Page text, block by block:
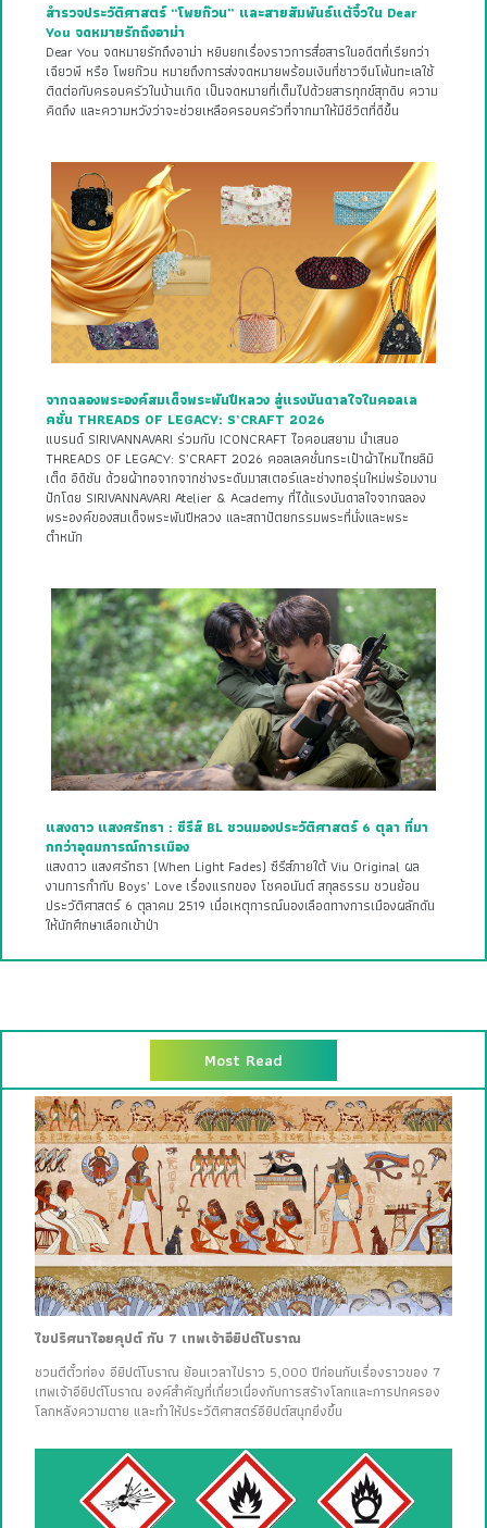
สำรวจประวัติศาสตร์ “โพยก๊วน” และสายสัมพันธ์แต้จิ๋วใน Dear
You จดหมายรักถึงอาม่า
Dear You จดหมายรักถึงอาม่า หยิบยกเรื่องราวการสื่อสารในอดีตที่เรียกว่า
เฉียวพี หรือ โพยก๊วน หมายถึงการส่งจดหมายพร้อมเงินที่ชาวจีนโพ้นทะเลใช้
ติดต่อกับครอบครัวในบ้านเกิด เป็นจดหมายที่เต็มไปด้วยสารทุกข์สุกดิบ ความ
คิดถึง และความหวังว่าจะช่วยเหลือครอบครัวที่จากมาให้มีชีวิตที่ดีขึ้น
จากฉลองพระองค์สมเด็จพระพันปีหลวง สู่แรงบันดาลใจในคอลเล
คชั่น THREADS OF LEGACY: S’CRAFT 2026
แบรนด์ SIRIVANNAVARI ร่วมกับ ICONCRAFT ไอคอนสยาม นำเสนอ
THREADS OF LEGACY: S’CRAFT 2026 คอลเลคชั่นกระเป๋าผ้าไหมไทยลิมิ
เต็ด อิดิชัน ด้วยผ้าทอจากจากช่างระดับมาสเตอร์และช่างทอรุ่นใหม่พร้อมงาน
ปักโดย SIRIVANNAVARI Atelier & Academy ที่ได้แรงบันดาลใจจากฉลอง
พระองค์ของสมเด็จพระพันปีหลวง และสถาปัตยกรรมพระที่นั่งและพระ
ตำหนัก
แสงดาว แสงศรัทธา : ซีรีส์ BL ชวนมองประวัติศาสตร์ 6 ตุลา ที่มา
กกว่าอุดมการณ์การเมือง
แสงดาว แสงศรัทธา (When Light Fades) ซีรีส์ภายใต้ Viu Original ผล
งานการกำกับ Boys’ Love เรื่องแรกของ โชคอนันต์ สกุลธรรม ชวนย้อน
ประวัติศาสตร์ 6 ตุลาคม 2519 เมื่อเหตุการณ์นองเลือดทางการเมืองผลักดัน
ให้นักศึกษาเลือกเข้าป่า
Most Read
ไขปริศนาไอยคุปต์ กับ 7 เทพเจ้าอียิปต์โบราณ
ชวนตีตั๋วท่อง อียิปต์โบราณ ย้อนเวลาไปราว 5,000 ปีก่อนกับเรื่องราวของ 7
เทพเจ้าอียิปต์โบราณ องค์สำคัญที่เกี่ยวเนื่องกับการสร้างโลกและการปกครอง
โลกหลังความตาย และทำให้ประวัติศาสตร์อียิปต์สนุกยิ่งขึ้น